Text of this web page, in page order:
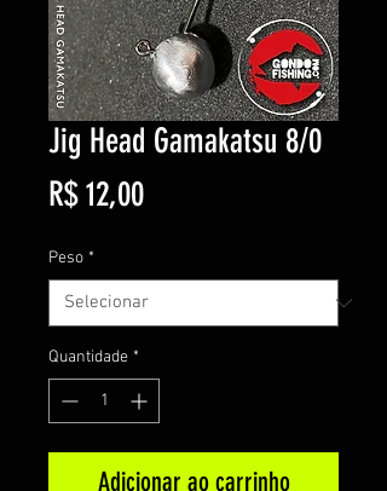
Jig Head Gamakatsu 8/0
R$ 12,00Preço
Peso *
Quantidade *
Adicionar ao carrinho